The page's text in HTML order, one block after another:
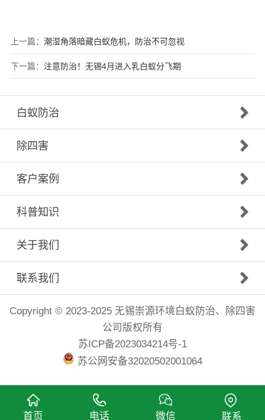
上一篇： 潮湿角落暗藏白蚁危机，防治不可忽视
下一篇： 注意防治！无锡4月进入乳白蚁分飞期
白蚁防治
除四害
客户案例
科普知识
关于我们
联系我们
Copyright © 2023-2025 无锡崇源环境白蚁防治、除四害
公司版权所有
苏ICP备2023034214号-1
苏公网安备32020502001064
首页 电话 微信 联系